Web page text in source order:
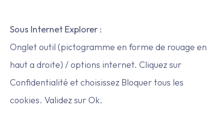
Sous Internet Explorer :
Onglet outil (pictogramme en forme de rouage en
haut a droite) / options internet. Cliquez sur
Confidentialité et choisissez Bloquer tous les
cookies. Validez sur Ok.